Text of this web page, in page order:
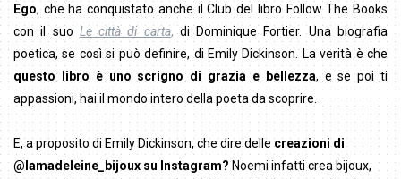
Ego, che ha conquistato anche il Club del libro Follow The Books
con il suo Le città di carta, di Dominique Fortier. Una biografia
poetica, se così si può definire, di Emily Dickinson. La verità è che
questo libro è uno scrigno di grazia e bellezza, e se poi ti
appassioni, hai il mondo intero della poeta da scoprire.
E, a proposito di Emily Dickinson, che dire delle creazioni di
@lamadeleine_bijoux su Instagram? Noemi infatti crea bijoux,